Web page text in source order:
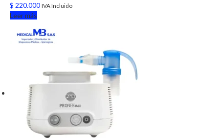
$ 220.000 IVA Incluido
Leer más